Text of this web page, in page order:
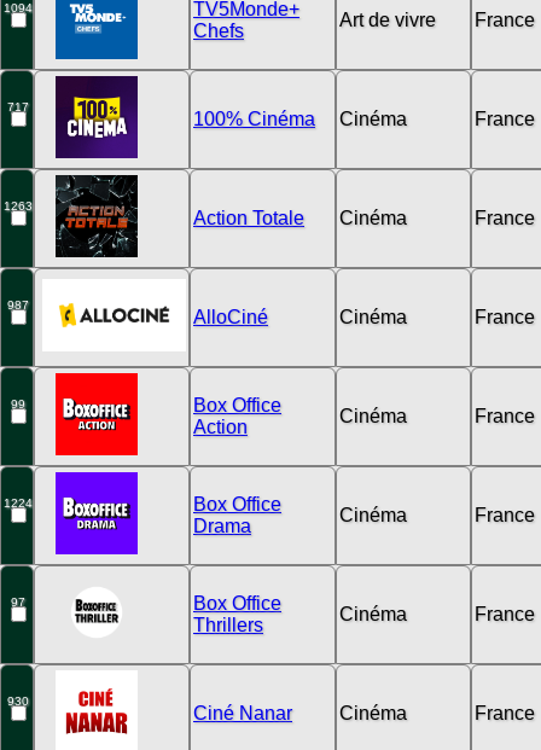
1094
TV5Monde+
Chefs
Art de vivre France
717
100% Cinéma Cinéma France
1263
Action Totale Cinéma France
987
AlloCiné Cinéma France
99
Box Office
Action
Cinéma France
1224
Box Office
Drama
Cinéma France
97
Box Office
Thrillers
Cinéma France
930
Ciné Nanar Cinéma France